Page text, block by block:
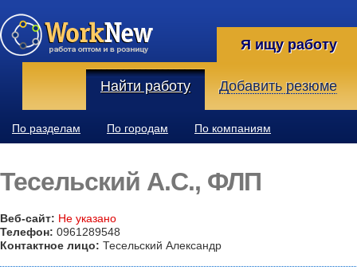
Я ищу работу
Найти работу Добавить резюме
По разделам По городам По компаниям
Тесельский А.С., ФЛП
Веб-сайт: Не указано
Телефон: 0961289548
Контактное лицо: Тесельский Александр